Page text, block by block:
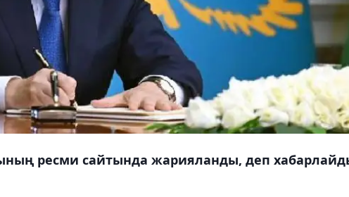
ресми сайтында жарияланды, деп